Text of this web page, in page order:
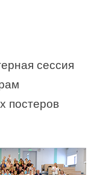
сессия
постеров